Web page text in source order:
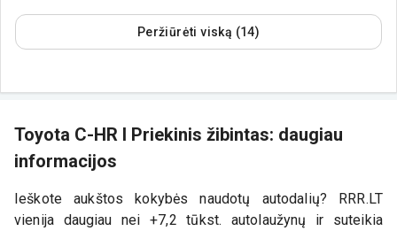
Peržiūrėti viską (14)
Toyota C-HR I Priekinis žibintas: daugiau
informacijos
Ieškote aukštos kokybės naudotų autodalių? RRR.LT
vienija daugiau nei +7,2 tūkst. autolaužynų ir suteikia